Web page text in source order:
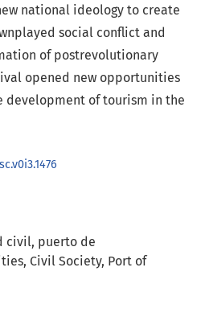
civil puerto de
Civil Society Port of
national ideology to create
social conflict and
of postrevolutionary
opened new opportunities
development of tourism in the